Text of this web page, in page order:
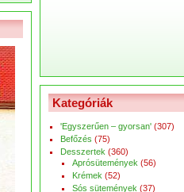
Kategóriák
'Egyszerűen – gyorsan' (307)
Befőzés (75)
Desszertek (360)
Aprósütemények (56)
Krémek (52)
Sós sütemények (37)